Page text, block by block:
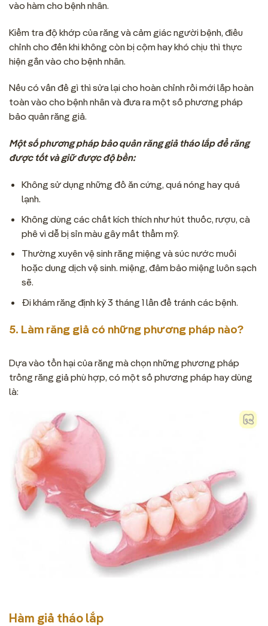
vào hàm cho bệnh nhân.
Kiểm tra độ khớp của răng và cảm giác người bệnh, điều
chỉnh cho đến khi không còn bị cộm hay khó chịu thì thực
hiện gắn vào cho bệnh nhân.
Nếu có vấn đề gì thì sửa lại cho hoàn chỉnh rồi mới lắp hoàn
toàn vào cho bệnh nhân và đưa ra một số phương pháp
bảo quản răng giả.
Một số phương pháp bảo quản răng giả tháo lắp để răng
được tốt và giữ được độ bền:
Không sử dụng những đồ ăn cứng, quá nóng hay quá
lạnh.
Không dùng các chất kích thích như hút thuốc, rượu, cà
phê vì dễ bị sỉn màu gây mất thẩm mỹ.
Thường xuyên vệ sinh răng miệng và súc nước muối
hoặc dung dịch vệ sinh. miệng, đảm bảo miệng luôn sạch
sẽ.
Đi khám răng định kỳ 3 tháng 1 lần để tránh các bệnh.
5. Làm răng giả có những phương pháp nào?
Dựa vào tổn hại của răng mà chọn những phương pháp
trồng răng giả phù hợp, có một số phương pháp hay dùng
là:
Hàm giả tháo lắp